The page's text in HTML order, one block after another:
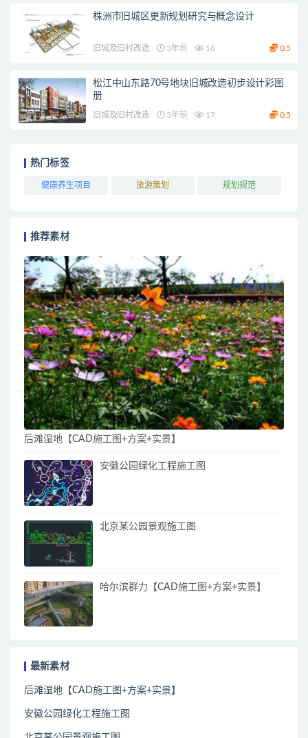
株洲市旧城区更新规划研究与概念设计
旧城及旧村改造 3年前 16 0.5
松江中山东路70号地块旧城改造初步设计彩图
册
旧城及旧村改造 3年前 17 0.5
热门标签
健康养生项目 旅游策划 规划规范
推荐素材
后滩湿地【CAD施工图+方案+实景】
安徽公园绿化工程施工图
北京某公园景观施工图
哈尔滨群力【CAD施工图+方案+实景】
最新素材
后滩湿地【CAD施工图+方案+实景】
安徽公园绿化工程施工图